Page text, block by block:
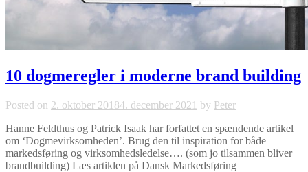
10 dogmeregler i moderne brand building
Posted on 2. oktober 20184. december 2021 by Peter
Hanne Feldthus og Patrick Isaak har forfattet en spændende artikel
om ‘Dogmevirksomheden’. Brug den til inspiration for både
markedsføring og virksomhedsledelse…. (som jo tilsammen bliver
brandbuilding) Læs artiklen på Dansk Markedsføring